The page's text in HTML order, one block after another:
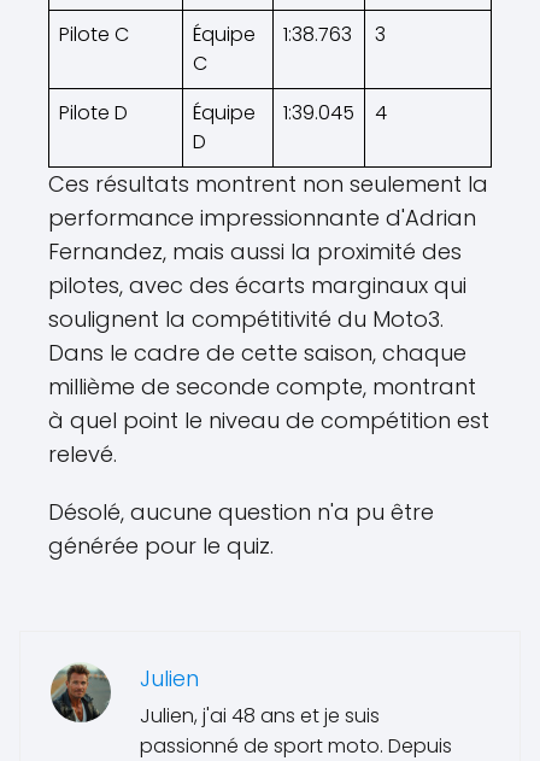
Pilote C
Équipe
C
1:38.763 3
Pilote D
Équipe
D
1:39.045 4
Ces résultats montrent non seulement la
performance impressionnante d'Adrian
Fernandez, mais aussi la proximité des
pilotes, avec des écarts marginaux qui
soulignent la compétitivité du Moto3.
Dans le cadre de cette saison, chaque
millième de seconde compte, montrant
à quel point le niveau de compétition est
relevé.
Désolé, aucune question n'a pu être
générée pour le quiz.
Julien
Julien, j'ai 48 ans et je suis
passionné de sport moto. Depuis